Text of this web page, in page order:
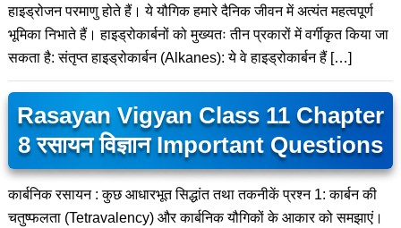
हाइड्रोजन परमाणु होते हैं। ये यौगिक हमारे दैनिक जीवन में अत्यंत महत्वपूर्ण
भूमिका निभाते हैं। हाइड्रोकार्बनों को मुख्यतः तीन प्रकारों में वर्गीकृत किया जा
सकता है: संतृप्त हाइड्रोकार्बन (Alkanes): ये वे हाइड्रोकार्बन हैं […]
Rasayan Vigyan Class 11 Chapter
8 रसायन विज्ञान Important Questions
कार्बनिक रसायन : कुछ आधारभूत सिद्धांत तथा तकनीकें प्रश्न 1: कार्बन की
चतुष्फलता (Tetravalency) और कार्बनिक यौगिकों के आकार को समझाएं।